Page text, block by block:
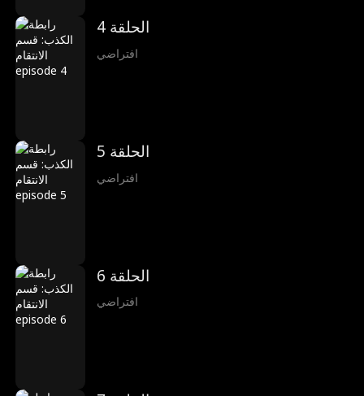
الحلقة 4
افتراضي
الحلقة 5
افتراضي
الحلقة 6
افتراضي